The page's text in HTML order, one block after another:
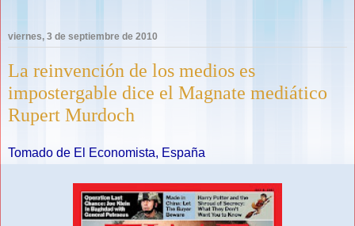
viernes, 3 de septiembre de 2010
La reinvención de los medios es
impostergable dice el Magnate mediático
Rupert Murdoch
Tomado de El Economista, España